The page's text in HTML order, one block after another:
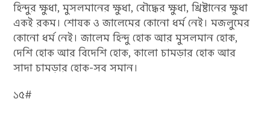
হিন্দুর ক্ষুধা, মুসলমানের ক্ষুধা, বৌদ্ধের ক্ষুধা, খ্রিষ্টানের ক্ষুধা
একই রকম। শোষক ও জালেমের কোনো ধর্ম নেই। মজলুমের
কোনো ধর্ম নেই। জালেম হিন্দু হোক আর মুসলমান হোক,
দেশি হোক আর বিদেশি হোক, কালো চামড়ার হোক আর
সাদা চামড়ার হোক-সব সমান।
১৫#